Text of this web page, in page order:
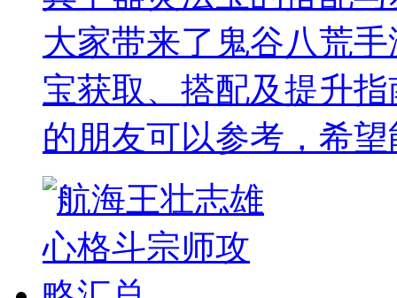
大家带来了鬼谷八荒
宝获取、搭配及提升
的朋友可以参考，希